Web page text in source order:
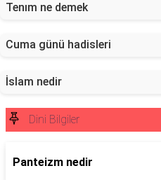
Tenım ne demek
Cuma günü hadisleri
İslam nedir
Dini Bilgiler
Panteizm nedir